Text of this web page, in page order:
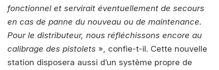
fonctionnel et servirait éventuellement de secours
en cas de panne du nouveau ou de maintenance.
Pour le distributeur, nous réfléchissons encore au
calibrage des pistolets », confie-t-il. Cette nouvelle
station disposera aussi d’un système propre de